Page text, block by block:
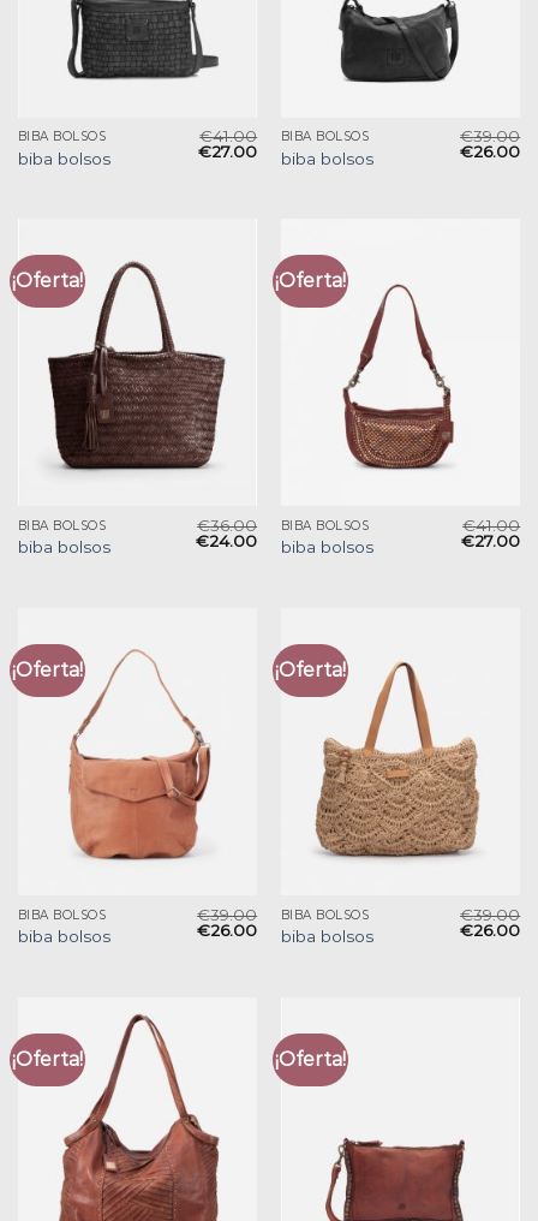
BIBA BOLSOS
biba bolsos
€41.00
€27.00
BIBA BOLSOS
biba bolsos
€39.00
€26.00
¡Oferta!
BIBA BOLSOS
biba bolsos
€36.00
€24.00
¡Oferta!
BIBA BOLSOS
biba bolsos
€41.00
€27.00
¡Oferta!
BIBA BOLSOS
biba bolsos
€39.00
€26.00
¡Oferta!
BIBA BOLSOS
biba bolsos
€39.00
€26.00
¡Oferta! ¡Oferta!